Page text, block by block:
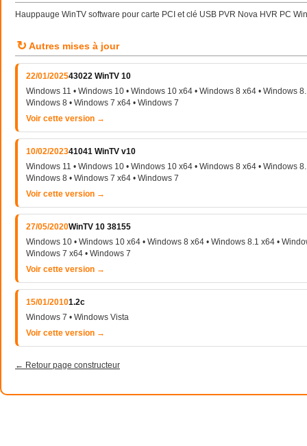
Hauppauge WinTV software pour carte PCI et clé USB PVR Nova HVR PC
↻ Autres mises à jour
22/01/202543022 WinTV 10
Windows 11 • Windows 10 • Windows 10 x64 • Windows 8 x64 • Windows
Windows 8 • Windows 7 x64 • Windows 7
Voir cette version →
10/02/202341041 WinTV v10
Windows 11 • Windows 10 • Windows 10 x64 • Windows 8 x64 • Windows
Windows 8 • Windows 7 x64 • Windows 7
Voir cette version →
27/05/2020WinTV 10 38155
Windows 10 • Windows 10 x64 • Windows 8 x64 • Windows 8.1 x64 •
Windows 7 x64 • Windows 7
Voir cette version →
15/01/20101.2c
Windows 7 • Windows Vista
Voir cette version →
← Retour page constructeur